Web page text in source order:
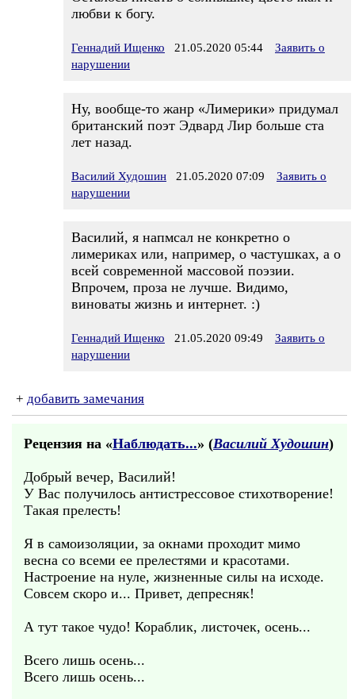
любви к богу.
Геннадий Ищенко 21.05.2020 05:44
Заявить о
нарушении
Ну, вообще-то жанр «Лимерики» придумал
британский поэт Эдвард Лир больше ста
лет назад.
Василий Худошин 21.05.2020 07:09
Заявить о
нарушении
Василий, я напмсал не конкретно о
лимериках или, например, о частушках, а о
всей современной массовой поэзии.
Впрочем, проза не лучше. Видимо,
виноваты жизнь и интернет. :)
Геннадий Ищенко 21.05.2020 09:49
Заявить о
нарушении
+ добавить замечания
Рецензия на «Наблюдать...» (Василий Худошин)
Добрый вечер, Василий!
У Вас получилось антистрессовое стихотворение!
Такая прелесть!
Я в самоизоляции, за окнами проходит мимо
весна со всеми ее прелестями и красотами.
Настроение на нуле, жизненные силы на исходе.
Совсем скоро и... Привет, депресняк!
А тут такое чудо! Кораблик, листочек, осень...
Всего лишь осень...
Всего лишь осень...